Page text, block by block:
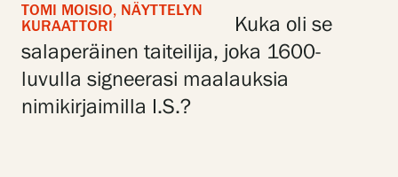
Yhteystiedot
Ravintola Gösta
Serlachius Taidesauna
TOMI MOISIO, NÄYTTELYN
KURAATTORI
Kuka oli se
salaperäinen taiteilija, joka 1600-
luvulla signeerasi maalauksia
nimikirjaimilla I.S.?